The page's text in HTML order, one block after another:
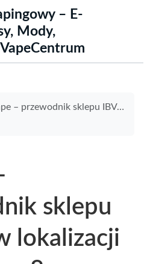
– E-
Mody,
VapeCentrum
sklepu IBVape w lokalizacji katedralna 8 częstochowa z najnowszymi promocjami i opiniami
sklepu
lokalizacji